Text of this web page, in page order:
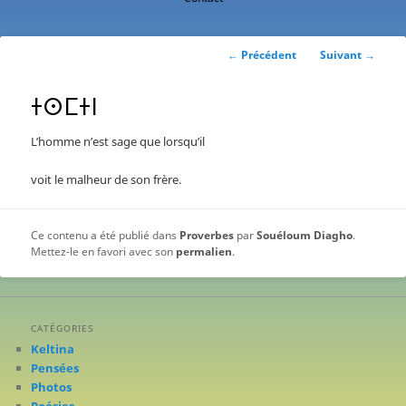
Navigation
← Précédent Suivant →
ⵜⵙⵎⵜⵏ
L’homme n’est sage que lorsqu’il
voit le malheur de son frère.
Ce contenu a été publié dans Proverbes parSouéloum Diagho.
Mettez-le en favori avec son permalien.
CATÉGORIES
Keltina
Pensées
Photos